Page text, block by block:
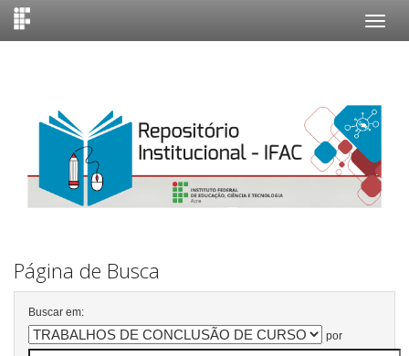
Página de Busca
Buscar em:
por